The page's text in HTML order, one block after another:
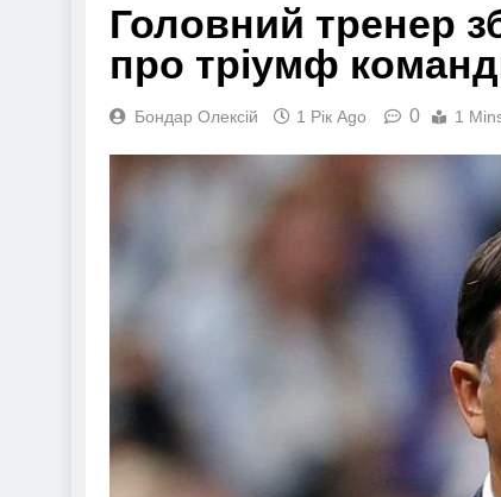
Головний тренер
про тріумф
Бондар Олексій 1 Рік Ago 0 1